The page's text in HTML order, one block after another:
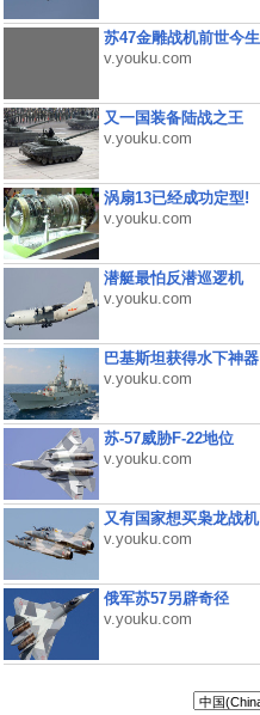
苏47金雕战机前世今生
v.youku.com
又一国装备陆战之王
v.youku.com
涡扇13已经成功定型!
v.youku.com
潜艇最怕反潜巡逻机
v.youku.com
巴基斯坦获得水下神器
v.youku.com
苏-57威胁F-22地位
v.youku.com
又有国家想买枭龙战机
v.youku.com
俄军苏57另辟奇径
v.youku.com